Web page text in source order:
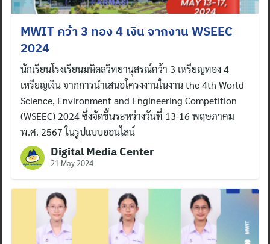
MWIT คว้า 3 ทอง 4 เงิน จากงาน WSEEC
2024
นักเรียนโรงเรียนมหิดลวิทยานุสรณ์คว้า 3 เหรียญทอง 4
เหรียญเงิน จากการนำเสนอโครงงานในงาน the 4th World
Science, Environment and Engineering Competition
(WSEEC) 2024 ซึ่งจัดขึ้นระหว่างวันที่ 13-16 พฤษภาคม
พ.ศ. 2567 ในรูปแบบออนไลน์
Digital Media Center
21 May 2024